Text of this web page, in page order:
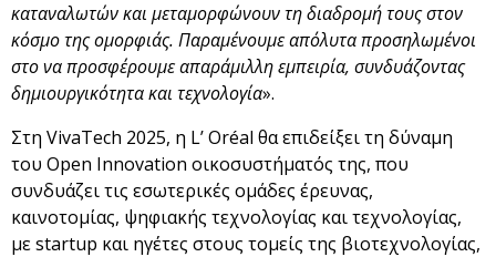
καταναλωτών και μεταμορφώνουν τη διαδρομή τους στον
κόσμο της ομορφιάς. Παραμένουμε απόλυτα προσηλωμένοι
στο να προσφέρουμε απαράμιλλη εμπειρία, συνδυάζοντας
δημιουργικότητα και τεχνολογία».
Στη VivaTech 2025, η L’ Oréal θα επιδείξει τη δύναμη
του Open Innovation οικοσυστήματός της, που
συνδυάζει τις εσωτερικές ομάδες έρευνας,
καινοτομίας, ψηφιακής τεχνολογίας και τεχνολογίας,
με startup και ηγέτες στους τομείς της βιοτεχνολογίας,